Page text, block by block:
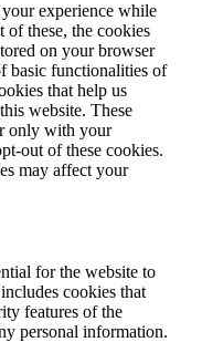
experience while
of these, the cookies
on your browser
basic functionalities of
that help us
website. These
only with your
out of these cookies.
may affect your
for the website to
cookies that
features of the
personal information.